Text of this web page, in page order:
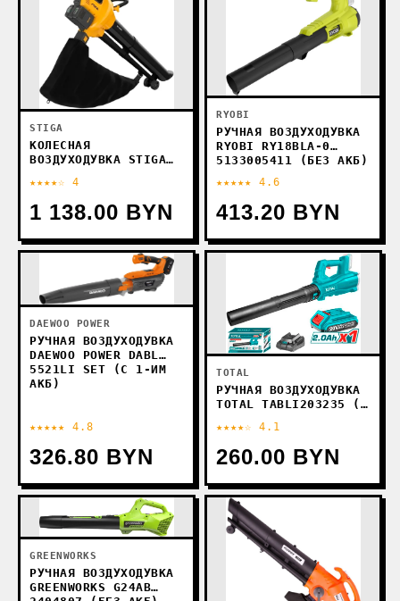
STIGA
КОЛЕСНАЯ
ВОЗДУХОДУВКА STIGA
271504198/ST1 (С 2-
МЯ АКБ)
★★★★☆ 4
1 138.00 BYN
RYOBI
РУЧНАЯ ВОЗДУХОДУВКА
RYOBI RY18BLA-0
5133005411 (БЕЗ АКБ)
★★★★★ 4.6
413.20 BYN
DAEWOO POWER
РУЧНАЯ ВОЗДУХОДУВКА
DAEWOO POWER DABL
5521LI SET (С 1-ИМ
АКБ)
★★★★★ 4.8
326.80 BYN
TOTAL
РУЧНАЯ ВОЗДУХОДУВКА
TOTAL TABLI203235 (С
★★★★☆ 4.1
260.00 BYN
GREENWORKS
РУЧНАЯ ВОЗДУХОДУВКА
GREENWORKS G24AB